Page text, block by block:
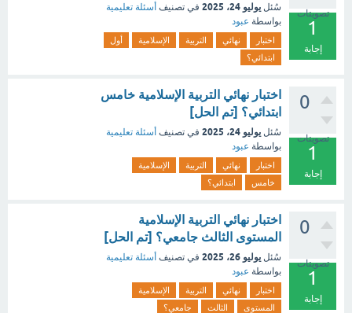
تصويتات
1
إجابة
سُئل يوليو 24، 2025 في تصنيف أسئلة تعليمية
بواسطة عبود
اختبار نهائي التربية الإسلامية
أول
ابتدائي؟
0
تصويتات
1
إجابة
اختبار نهائي التربية الإسلامية خامس
ابتدائي؟ [تم الحل]
سُئل يوليو 24، 2025 في تصنيف أسئلة تعليمية
بواسطة عبود
اختبار نهائي التربية
الإسلامية
خامس
ابتدائي؟
0
تصويتات
1
إجابة
اختبار نهائي التربية الإسلامية
المستوى الثالث جامعي؟ [تم الحل]
سُئل يوليو 26، 2025 في تصنيف أسئلة تعليمية
بواسطة عبود
اختبار نهائي التربية
الإسلامية
المستوى
الثالث جامعي؟